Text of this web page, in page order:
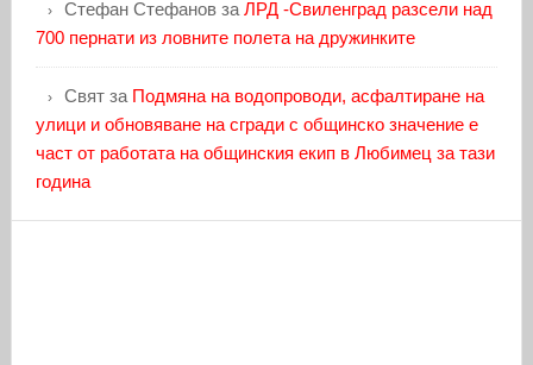
Стефан Стефановза ЛРД -Свиленград разсели над
700 пернати из ловните полета на дружинките
Святза Подмяна на водопроводи, асфалтиране на
улици и обновяване на сгради с общинско значение е
част от работата на общинския екип в Любимец за тази
година